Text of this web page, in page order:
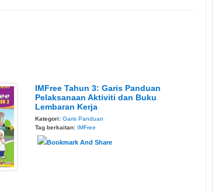
IMFree Tahun 3: Garis Panduan
Pelaksanaan Aktiviti dan Buku
Lembaran Kerja
Kategori:Garis Panduan
Tag berkaitan: IMFree